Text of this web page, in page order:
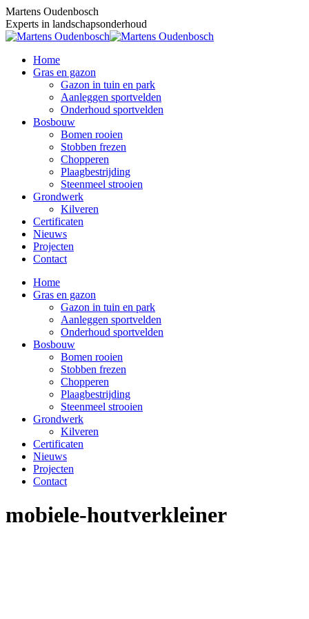
Skip
to
content
Martens Oudenbosch
Experts in landschapsonderhoud
Home
Gras en gazon
Gazon in tuin en park
Aanleggen sportvelden
Onderhoud sportvelden
Bosbouw
Bomen rooien
Stobben frezen
Chopperen
Plaagbestrijding
Steenmeel strooien
Grondwerk
Kilveren
Certificaten
Nieuws
Projecten
Contact
Home
Gras en gazon
Gazon in tuin en park
Aanleggen sportvelden
Onderhoud sportvelden
Bosbouw
Bomen rooien
Stobben frezen
Chopperen
Plaagbestrijding
Steenmeel strooien
Grondwerk
Kilveren
Certificaten
Nieuws
Projecten
Contact
mobiele-houtverkleiner